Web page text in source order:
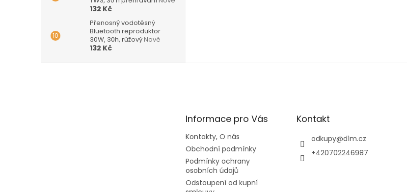
132 Kč
Přenosný vodotěsný
Bluetooth reproduktor
30W, 30h, růžovýNové
132 Kč
Informace pro Vás
Kontakty, O nás
Obchodní podmínky
Podmínky ochrany
osobních údajů
Odstoupení od kupní
Kontakt
odkupy@d1m.cz
+420702246987